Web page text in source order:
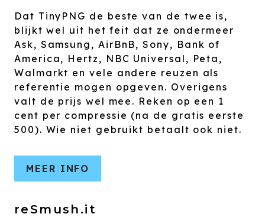
Dat TinyPNG de beste van de twee is,
blijkt wel uit het feit dat ze ondermeer
Ask, Samsung, AirBnB, Sony, Bank of
America, Hertz, NBC Universal, Peta,
Walmarkt en vele andere reuzen als
referentie mogen opgeven. Overigens
valt de prijs wel mee. Reken op een 1
cent per compressie (na de gratis eerste
500). Wie niet gebruikt betaalt ook niet.
MEER INFO
reSmush.it